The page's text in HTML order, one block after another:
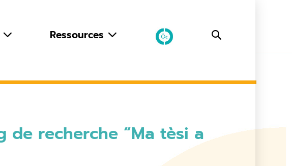
Ressources
de recherche “Ma tèsi a